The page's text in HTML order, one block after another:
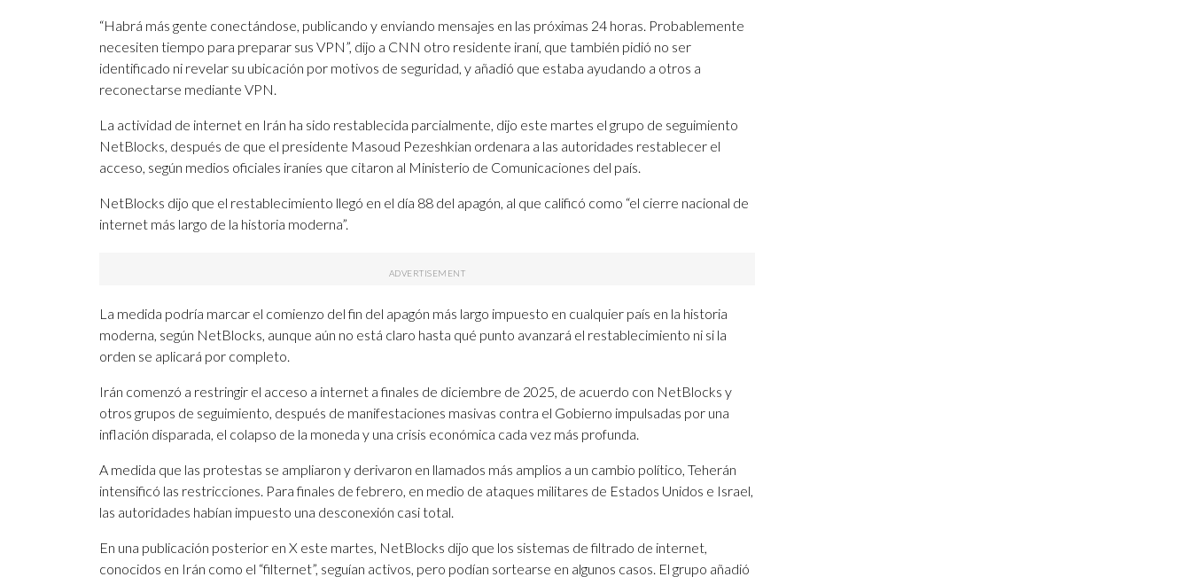
“Habrá más gente conectándose, publicando y enviando mensajes en las próximas 24 horas. Probablemente
necesiten tiempo para preparar sus VPN”, dijo a CNN otro residente iraní, que también pidió no ser
identificado ni revelar su ubicación por motivos de seguridad, y añadió que estaba ayudando a otros a
reconectarse mediante VPN.
La actividad de internet en Irán ha sido restablecida parcialmente, dijo este martes el grupo de seguimiento
NetBlocks, después de que el presidente Masoud Pezeshkian ordenara a las autoridades restablecer el
acceso, según medios oficiales iraníes que citaron al Ministerio de Comunicaciones del país.
NetBlocks dijo que el restablecimiento llegó en el día 88 del apagón, al que calificó como “el cierre nacional de
internet más largo de la historia moderna”.
La medida podría marcar el comienzo del fin del apagón más largo impuesto en cualquier país en la historia
moderna, según NetBlocks, aunque aún no está claro hasta qué punto avanzará el restablecimiento ni si la
orden se aplicará por completo.
Irán comenzó a restringir el acceso a internet a finales de diciembre de 2025, de acuerdo con NetBlocks y
otros grupos de seguimiento, después de manifestaciones masivas contra el Gobierno impulsadas por una
inflación disparada, el colapso de la moneda y una crisis económica cada vez más profunda.
A medida que las protestas se ampliaron y derivaron en llamados más amplios a un cambio político, Teherán
intensificó las restricciones. Para finales de febrero, en medio de ataques militares de Estados Unidos e Israel,
las autoridades habían impuesto una desconexión casi total.
En una publicación posterior en X este martes, NetBlocks dijo que los sistemas de filtrado de internet,
conocidos en Irán como el “filternet”, seguían activos, pero podían sortearse en algunos casos. El grupo añadió